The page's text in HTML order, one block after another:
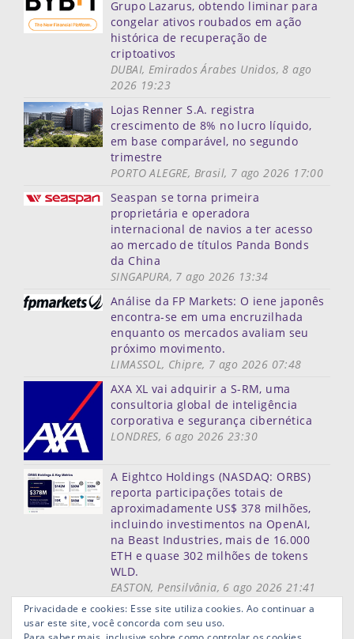
Grupo Lazarus, obtendo liminar para
congelar ativos roubados em ação
histórica de recuperação de
criptoativos
DUBAI, Emirados Árabes Unidos, 8 ago
2026 19:23
Lojas Renner S.A. registra
crescimento de 8% no lucro líquido,
em base comparável, no segundo
trimestre
PORTO ALEGRE, Brasil, 7 ago 2026 17:00
Seaspan se torna primeira
proprietária e operadora
internacional de navios a ter acesso
ao mercado de títulos Panda Bonds
da China
SINGAPURA, 7 ago 2026 13:34
Análise da FP Markets: O iene japonês
encontra-se em uma encruzilhada
enquanto os mercados avaliam seu
próximo movimento.
LIMASSOL, Chipre, 7 ago 2026 07:48
AXA XL vai adquirir a S-RM, uma
consultoria global de inteligência
corporativa e segurança cibernética
LONDRES, 6 ago 2026 23:30
A Eightco Holdings (NASDAQ: ORBS)
reporta participações totais de
aproximadamente US$ 378 milhões,
incluindo investimentos na OpenAI,
na Beast Industries, mais de 16.000
ETH e quase 302 milhões de tokens
WLD.
EASTON, Pensilvânia, 6 ago 2026 21:41
Mais notícias
Mapa do site Termos de usoPrivacidadeLinks ùteis
Privacidade e cookies: Esse site utiliza cookies. Ao continuar a
usar este site, você concorda com seu uso.